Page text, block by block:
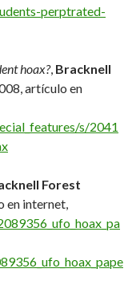
perptrated-
hoax?, Bracknell
artículo en
s/2041
Forest
en internet,